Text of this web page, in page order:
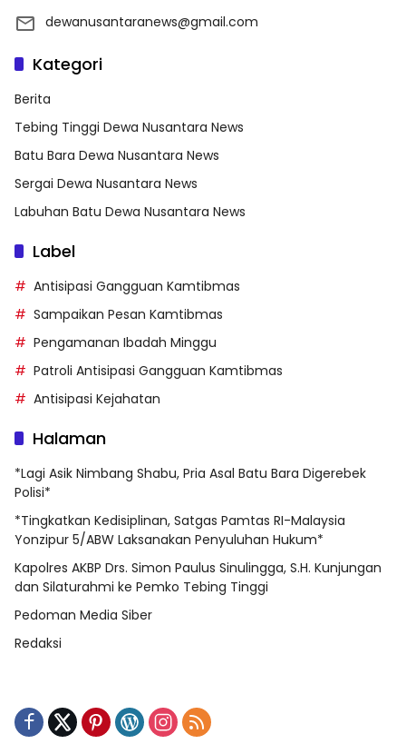
dewanusantaranews@gmail.com
Kategori
Berita
Tebing Tinggi Dewa Nusantara News
Batu Bara Dewa Nusantara News
Sergai Dewa Nusantara News
Labuhan Batu Dewa Nusantara News
Label
Antisipasi Gangguan Kamtibmas
Sampaikan Pesan Kamtibmas
Pengamanan Ibadah Minggu
Patroli Antisipasi Gangguan Kamtibmas
Antisipasi Kejahatan
Halaman
*Lagi Asik Nimbang Shabu, Pria Asal Batu Bara Digerebek
Polisi*
*Tingkatkan Kedisiplinan, Satgas Pamtas RI-Malaysia
Yonzipur 5/ABW Laksanakan Penyuluhan Hukum*
Kapolres AKBP Drs. Simon Paulus Sinulingga, S.H. Kunjungan
dan Silaturahmi ke Pemko Tebing Tinggi
Pedoman Media Siber
Redaksi